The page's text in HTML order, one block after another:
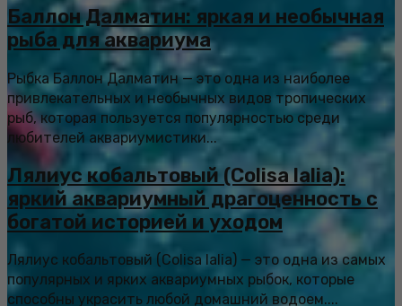
Баллон Далматин: яркая и необычная
рыба для аквариума
Рыбка Баллон Далматин — это одна из наиболее
привлекательных и необычных видов тропических
рыб, которая пользуется популярностью среди
любителей аквариумистики...
Лялиус кобальтовый (Colisa lalia):
яркий аквариумный драгоценность с
богатой историей и уходом
Лялиус кобальтовый (Colisa lalia) — это одна из самых
популярных и ярких аквариумных рыбок, которые
способны украсить любой домашний водоем....